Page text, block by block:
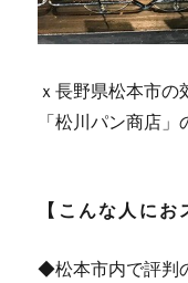
ｘ長野県松本市
「松川パン商店」
【こんな人にお
◆松本市内で評判